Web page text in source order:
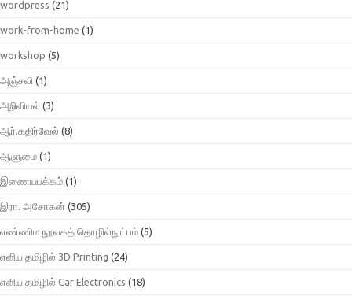
wordpress (21)
work-from-home (1)
workshop (5)
அஞ்சலி (1)
அறிவியல் (3)
ஆர்.கதிர்வேல் (8)
ஆளுமை (1)
இணையபக்கம் (1)
இரா. அசோகன் (305)
எண்ணிம நூலகத் தொழில்நுட்பம் (5)
எளிய தமிழில் 3D Printing (24)
எளிய தமிழில் Car Electronics (18)